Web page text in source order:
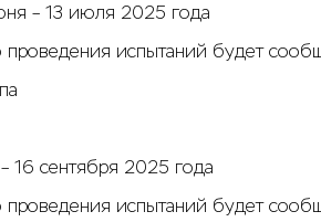
– 13 июля 2025 года
проведения испытаний будет
16 сентября 2025 года
проведения испытаний будет